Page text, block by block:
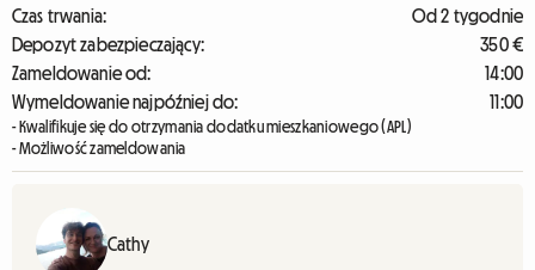
Czas trwania:
Od 2 tygodnie
Depozyt zabezpieczający:
350 €
Zameldowanie od:
14:00
Wymeldowanie najpóźniej do:
11:00
- Kwalifikuje się do otrzymania dodatku mieszkaniowego (APL)
- Możliwość zameldowania
Cathy